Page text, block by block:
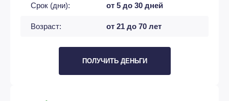
Срок (дни): от 5 до 30 дней
Возраст: от 21 до 70 лет
ПОЛУЧИТЬ ДЕНЬГИ